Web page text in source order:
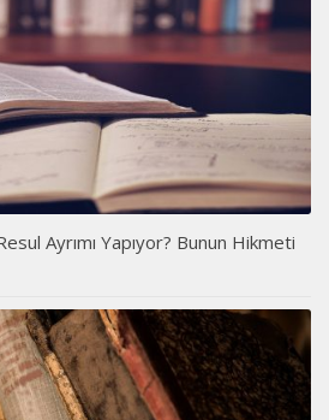
Ayrımı Yapıyor? Bunun Hikmeti